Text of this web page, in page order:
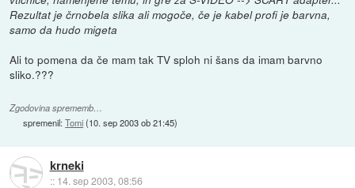
Rezultat je črnobela slika ali mogoče, če je kabel profi je barvna,
samo da hudo migeta
Ali to pomena da če mam tak TV sploh ni šans da imam barvno
sliko.???
Zgodovina sprememb…
spremenil:Tomi(10. sep 2003 ob 21:45)
krneki
:: 14. sep 2003, 08:56